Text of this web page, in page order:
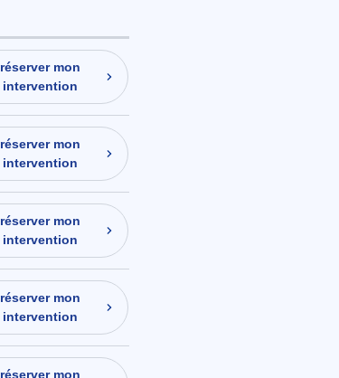
réserver mon
intervention
réserver mon
intervention
réserver mon
intervention
réserver mon
intervention
réserver mon